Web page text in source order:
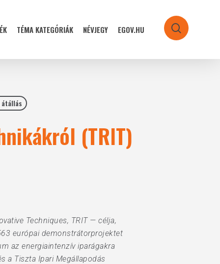
TÉMA KATEGÓRIÁK NÉVJEGY EGOV.HU search
átállás
(TRIT)
Techniques, TRIT — célja,
európai demonstrátorprojektet
az energiaintenzív iparágakra
a Tiszta Ipari Megállapodás